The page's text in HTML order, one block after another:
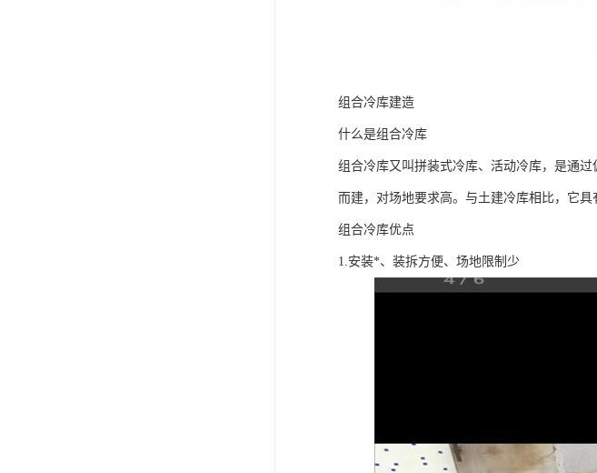
组合冷库建造
什么是组合冷库
组合冷库又叫拼装式冷库、活动冷库，是通
而建，对场地要求高。与土建冷库相比，它
组合冷库优点
1.安装*、装拆方便、场地限制少